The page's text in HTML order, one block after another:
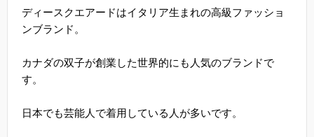
ディースクエアードはイタリア生まれの高級ファッショ
ンブランド。
カナダの双子が創業した世界的にも人気のブランドで
す。
日本でも芸能人で着用している人が多いです。